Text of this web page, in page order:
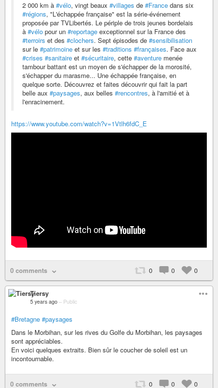
2 000 km à #vélo, vingt beaux #villages de #France dans six
#régions, "L'échappée française" est la série-événement
proposée par TVLibertés. Le périple de trois jeunes bordelais
à #vélo pour un #reportage exceptionnel sur la France des
#terroirs et des #clochers. Sept épisodes de #sensibilisation
sur le #patrimoine et sur les #traditions #françaises. Face aux
#crises #sanitaire et #sécuritaire, cette #aventure menée
tambour battant est un moyen de s'échapper de la morosité,
s'échapper du marasme... Une échappée française, en
quelque sorte. Découvrez et faites découvrir qui fait la part
belle aux #paysages, aux belles #rencontres, à l'amitié et à
l'enracinement.
https://www.youtube.com/watch?v=1Vtlh6fdC_E
0 comments 0 0 0
Tiersy
5 years ago – Public
#Bretagne #paysages
Dans le Morbihan, sur les rives du Golfe du Morbihan, les paysages
sont appréciables.
En voici quelques extraits. Bien sûr le coucher de soleil est un
incontournable.
0 comments 0 0 0